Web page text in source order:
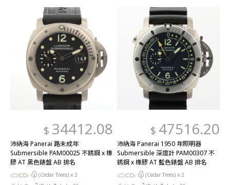
$ 34412.08
沛納海 Panerai 路未成年
Submersible PAM00025 不銹鋼 x 橡
膠 AT 黑色錶盤 AB 排名
(Cedar Trees) x 2
$ 47516.20
沛納海 Panerai 1950 年照明器
Submersible 深度計 PAM00307 不
銹鋼 x 橡膠 AT 藍色錶盤 AB 排名
(Cedar Trees) x 2